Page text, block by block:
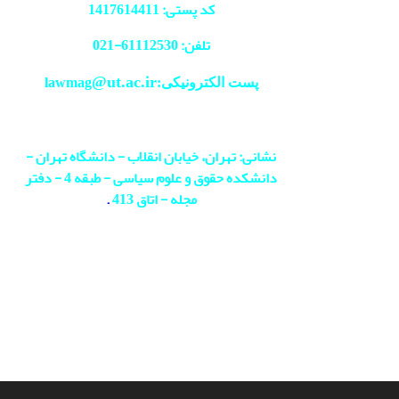
کد پستی: 1417614411
تلفن: 61112530-
021
پست الکترونیکی:lawmag@ut.ac.ir
نشانی: تهران، خیابان انقلاب - دانشگاه تهران -
دانشکده حقوق و علوم سیاسی - طبقه 4 - دفتر
مجله - اتاق 413
.